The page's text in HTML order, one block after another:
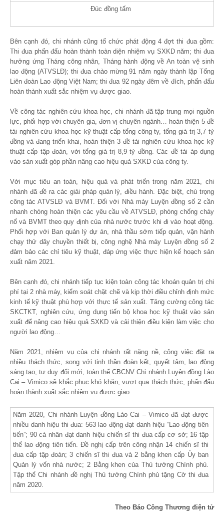
Đúc đồng tấm
Bên cạnh đó, chi nhánh cũng tổ chức phát động 4 đợt thi đua gồm:
Thi đua phấn đấu hoàn thành toàn diện nhiệm vụ SXKD năm; thi đua
hưởng ứng Tháng công nhân, Tháng hành động về An toàn vệ sinh
lao động (ATVSLĐ); thi đua chào mừng 91 năm ngày thành lập Tổng
Liên đoàn Lao động Việt Nam; thi đua 92 ngày đêm về đích, phấn đấu
hoàn thành xuất sắc nhiệm vụ được giao.
Về công tác nghiên cứu khoa học, chi nhánh đã tập trung mọi nguồn
lực, phối hợp với chuyên gia, đơn vị chuyên ngành… hoàn thiện 5 đề
tài nghiên cứu khoa học kỹ thuật cấp tổng công ty, tổng giá trị 3,7 tỷ
đồng và đang triển khai, hoàn thiện 3 đề tài nghiên cứu khoa học kỹ
thuật cấp tập đoàn, với tổng giá trị 8,9 tỷ đồng. Các đề tài áp dụng
vào sản xuất góp phần nâng cao hiệu quả SXKD của công ty.
Với mục tiêu an toàn, hiệu quả và phát triển trong năm 2021, chi
nhánh đã đề ra các giải pháp quản lý, điều hành. Đặc biệt, chú trọng
công tác ATVSLĐ và BVMT. Đối với Nhà máy Luyện đồng số 2 cần
nhanh chóng hoàn thiện các yêu cầu về ATVSLĐ, phòng chống cháy
nổ và BVMT theo quy định của nhà nước trước khi đi vào hoạt động.
Phối hợp với Ban quản lý dự án, nhà thầu sớm tiếp quản, vận hành
chạy thử dây chuyền thiết bị, công nghệ Nhà máy Luyện đồng số 2
đảm bảo các chỉ tiêu kỹ thuật, đáp ứng việc thực hiện kế hoạch sản
xuất năm 2021.
Bên cạnh đó, chi nhánh tiếp tục kiện toàn công tác khoán quản trị chi
phí tại 2 nhà máy, kiểm soát chặt chẽ và kịp thời điều chỉnh định mức
kinh tế kỹ thuật phù hợp với thực tế sản xuất. Tăng cường công tác
SKCTKT, nghiên cứu, ứng dụng tiến bộ khoa học kỹ thuật vào sản
xuất để nâng cao hiệu quả SXKD và cải thiện điều kiện làm việc cho
người lao động…
Năm 2021, nhiệm vụ của chi nhánh rất nặng nề, công việc đặt ra
nhiều thách thức, song với tinh thần đoàn kết, quyết tâm, lao động
sáng tạo, tư duy đổi mới, toàn thể CBCNV Chi nhánh Luyện đồng Lào
Cai – Vimico sẽ khắc phục khó khăn, vượt qua thách thức, phấn đấu
hoàn thành xuất sắc nhiệm vụ được giao.
Năm 2020, Chi nhánh Luyện đồng Lào Cai – Vimico đã đạt được
nhiều danh hiệu thi đua: 563 lao động đạt danh hiệu “Lao động tiên
tiến”; 90 cá nhân đạt danh hiệu chiến sĩ thi đua cấp cơ sở; 16 tập
thể lao động tiên tiến. Đề nghị cấp trên công nhận 14 chiến sĩ thi
đua cấp tập đoàn; 3 chiến sĩ thi đua và 2 bằng khen cấp Ủy ban
Quản lý vốn nhà nước; 2 Bằng khen của Thủ tướng Chính phủ.
Tập thể Chi nhánh đề nghị Thủ tướng Chính phủ tặng Cờ thi đua
năm 2020.
Theo Báo Công Thương điện tử